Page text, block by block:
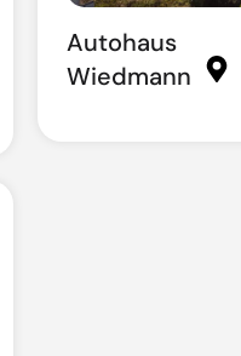
Autohaus
Wiedmann